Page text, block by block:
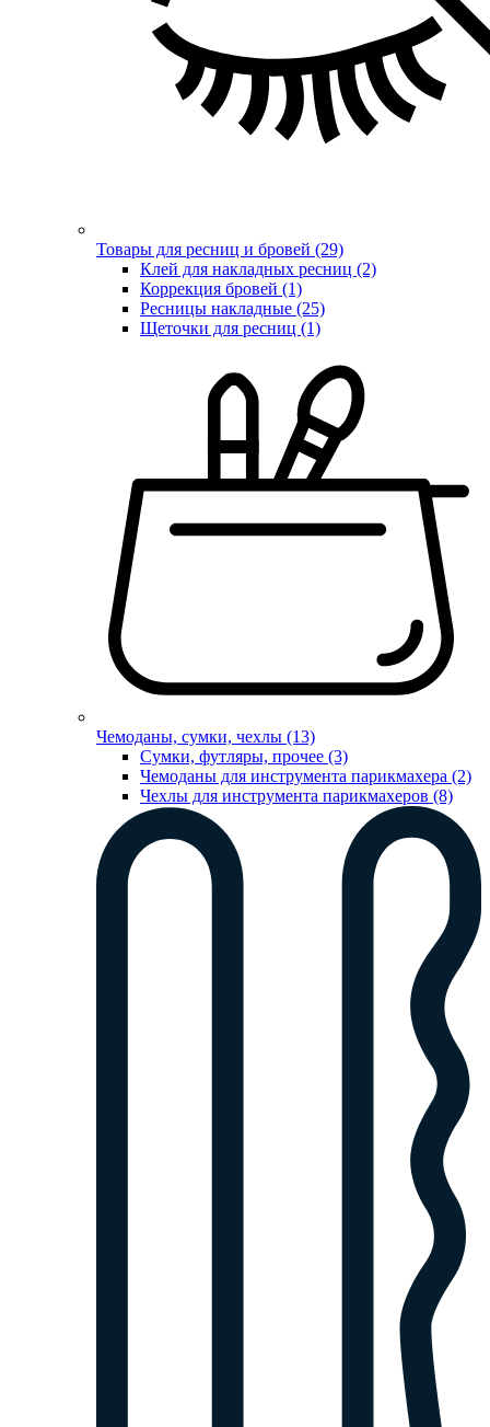
Товары для ресниц и бровей (29)
Клей для накладных ресниц (2)
Коррекция бровей (1)
Ресницы накладные (25)
Щеточки для ресниц (1)
Чемоданы, сумки, чехлы (13)
Сумки, футляры, прочее (3)
Чемоданы для инструмента парикмахера (2)
Чехлы для инструмента парикмахеров (8)